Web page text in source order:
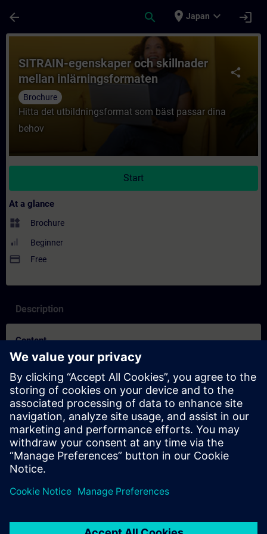
arrow_back search place Japan expand_more login
Course - SITRAIN-egenskaper och
share
SITRAIN-egenskaper och skillnader
mellan inlärningsformaten
Brochure
Hitta det utbildningsformat som bäst passar dina
behov
Start
At a glance
widgets Brochure
Beginner
payment Free
Description
Content
SITRAIN-egenskaper och skillnader mellan inlärningsformaten